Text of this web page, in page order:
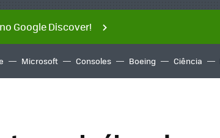
Google Discover!
Microsoft Consoles Boeing Ciência